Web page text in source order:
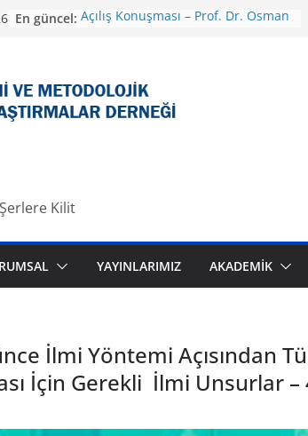
En güncel: Açılış Konuşması – Prof. Dr. Osman
Üzerinden Ele Almak
Tevhidi Düşünce Işığında İlim
Yapısının Sosyo-Kültürel Temelleri
İslam / Türk-İslam Medeniyetinin
Milli Aile Yapısına Karşı Küresel
Kilit
YAYINLARIMIZ AKADEMİK
İlmi Yöntemi Açısından
İçin Gerekli İlmi Unsurlar –